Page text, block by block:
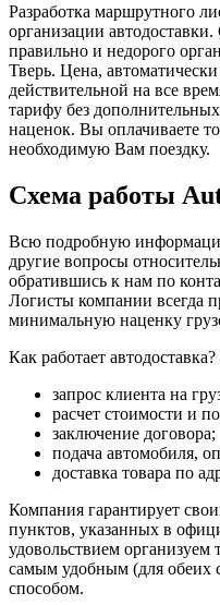
Разработка маршрутного
организации
правильно и недорого
Тверь. Цена, автоматически
действительной на все
тарифу без
наценок. Вы оплачиваете
необходимую Вам поездку.
Схема работы
Всю подробную
другие вопросы
обратившись к нам по
Логисты компании всегда
минимальную наценку
Как работает
запрос клиента на
расчет стоимости и
заключение договора;
подача автомобиля,
доставка товара по
Компания гарантирует
пунктов, указанных в
удовольствием организуем
самым удобным (для обеих
способом.